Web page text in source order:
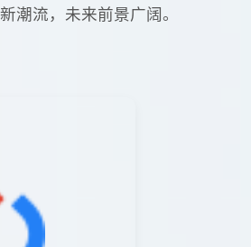
潮流，未来前景广阔。